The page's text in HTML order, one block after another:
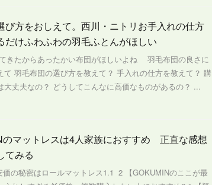
び方をおしえて。西川・ニトリお手入れの仕方
だけふわふわの羽毛ふとんがほしい
きたからあったかい布団がほしいよね 羽毛布団の良さに
て 羽毛布団の選び方を教えて？ 手入れの仕方を教えて？ 購
大丈夫なの？ どうしてこんなに高価なものがあるの？ ...
のマットレスは4人家族におすすめ 正直な感想
てみる
価の秘密はロールマットレス1.1 2 【GOKUMINのここが最